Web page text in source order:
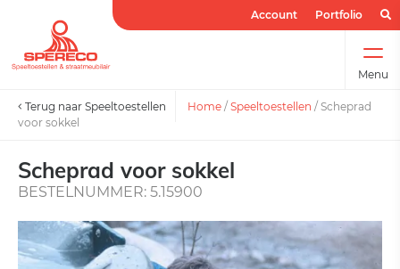
Account Portfolio
Menu
Terug naar Speeltoestellen Home / Speeltoestellen / Scheprad
voor sokkel
Scheprad voor sokkel
BESTELNUMMER: 5.15900